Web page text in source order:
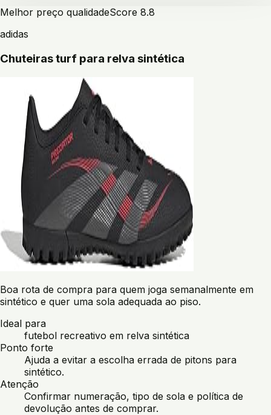
Melhor preço qualidadeScore 8.8
adidas
Chuteiras turf para relva sintética
Boa rota de compra para quem joga semanalmente em
sintético e quer uma sola adequada ao piso.
Ideal para
futebol recreativo em relva sintética
Ponto forte
Ajuda a evitar a escolha errada de pitons para
sintético.
Atenção
Confirmar numeração, tipo de sola e política de
devolução antes de comprar.